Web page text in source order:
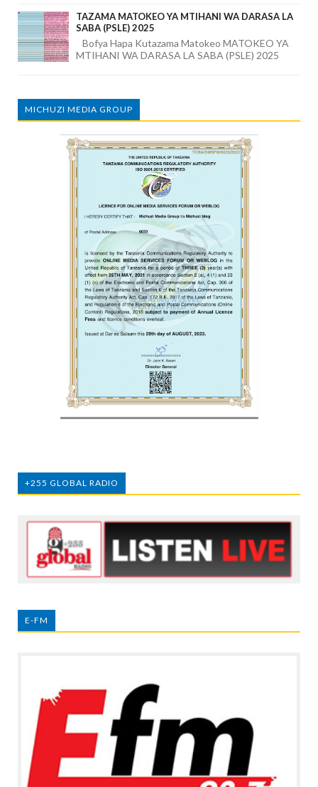
TAZAMA MATOKEO YA MTIHANI WA DARASA LA
SABA (PSLE) 2025
Bofya Hapa Kutazama Matokeo MATOKEO YA
MTIHANI WA DARASA LA SABA (PSLE) 2025
MICHUZI MEDIA GROUP
+255 GLOBAL RADIO
E-FM